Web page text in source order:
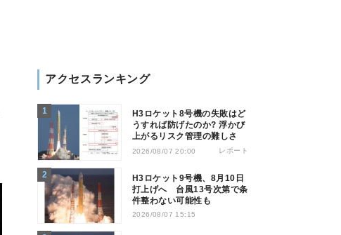
アクセスランキング
H3ロケット8号機の失敗はど
うすれば防げたのか? 浮かび
上がるリスク管理の難しさ
2026/08/07 20:00 レポート
H3ロケット9号機、8月10日
打上げへ 台風13号次第で条
件整わない可能性も
2026/08/07 15:15